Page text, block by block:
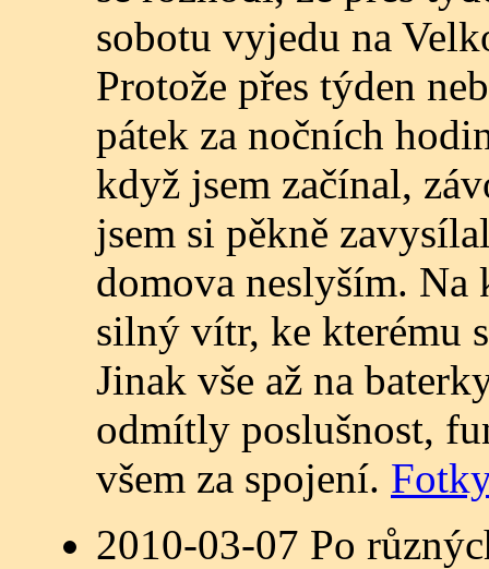
sobotu vyjedu na
Protože přes týden
pátek za nočních
když jsem začínal,
jsem si pěkně
domova neslyším. Na
silný vítr, ke kterému
Jinak vše až na
odmítly poslušnost,
všem za spojení.
2010-03-07 Po